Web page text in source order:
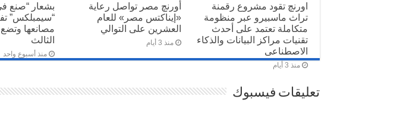
اورنچ تقود مشروع رقمنة
تراث ماسبيرو عبر منظومة
متكاملة تعتمد على أحدث
تقنيات مراكز البيانات والذكاء
الاصطناعى
منذ 3 أيام
أورنچ مصر تواصل رعاية
«إيناكتس مصر» للعام
العشرين على التوالي
منذ 3 أيام
بشعار “صنع
“سيمبلكس”
مصانعها
الثالث
منذ أسبوع واحد
تعليقات فيسبوك